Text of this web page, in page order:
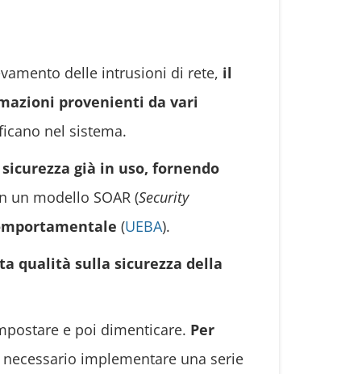
delle intrusioni di rete, il
provenienti da vari
nel sistema.
già in uso, fornendo
un modello SOAR (Security
(UEBA).
qualità sulla sicurezza della
e poi dimenticare. Per
necessario implementare una serie